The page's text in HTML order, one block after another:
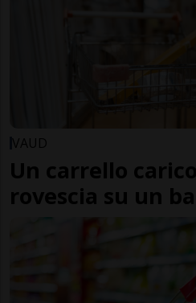
VAUD
Un carrello
rovescia su un